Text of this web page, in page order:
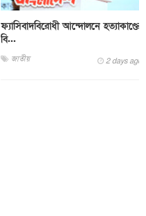
ফ্যাসিবাদবিরোধী আন্দোলনে হত্যাকাণ্ডের
বি...
জাতীয় 2 days ago